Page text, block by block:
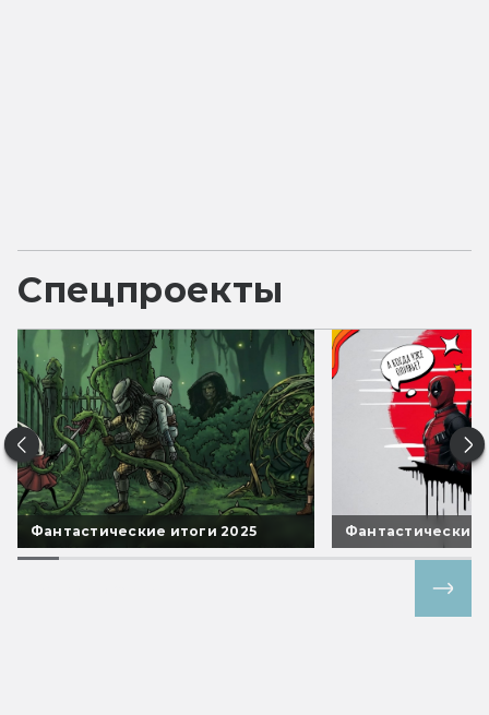
Спецпроекты
Фантастические итоги 2025 Фантастические